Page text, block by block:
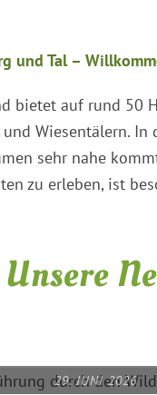
und Tal –
bietet auf rund 50
Wiesentälern.
sehr nahe
zu erleben, ist
Unsere
29. JUNI 2026